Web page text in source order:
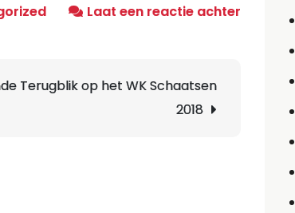
Laat een reactie achterop
Schaats:
Terugblik op het WK Schaatsen
2018